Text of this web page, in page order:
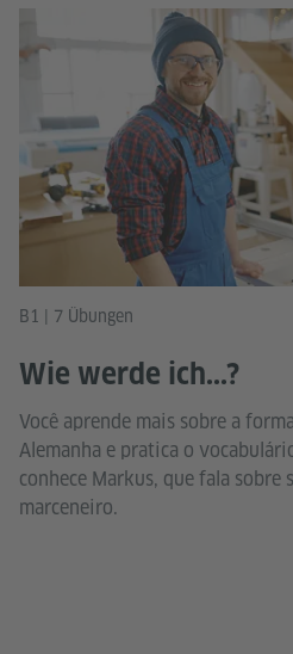
B1 | 7 Übungen
Wie werde ich...?
Você aprende mais sobre a
Alemanha e pratica o
conhece Markus, que fala sobre
marceneiro.